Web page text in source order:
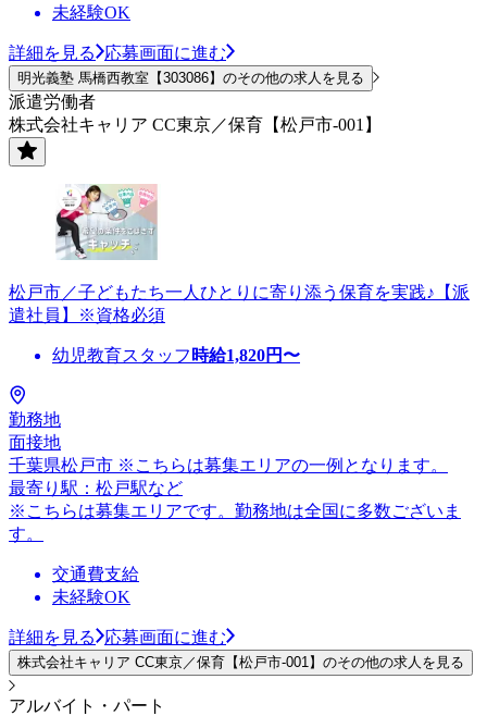
未経験OK
詳細を見る 応募画面に進む
明光義塾 馬橋西教室【303086】のその他の求人を見る
派遣労働者
株式会社キャリア CC東京／保育【松戸市-001】
松戸市／子どもたち一人ひとりに寄り添う保育を実践♪【派
遣社員】※資格必須
幼児教育スタッフ 時給1,820円〜
勤務地
面接地
千葉県松戸市 ※こちらは募集エリアの一例となります。
最寄り駅：松戸駅など
※こちらは募集エリアです。勤務地は全国に多数ございま
す。
交通費支給
未経験OK
詳細を見る 応募画面に進む
株式会社キャリア CC東京／保育【松戸市-001】のその他の求人を見る
アルバイト・パート